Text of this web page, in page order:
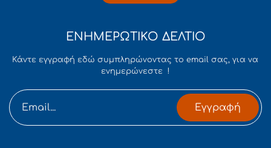
ΕΝΗΜΕΡΩΤΙΚΟ ΔΕΛΤΙΟ
Κάντε εγγραφή εδώ συμπληρώνοντας το email σας, για να
ενημερώνεστε !
Εγγραφή